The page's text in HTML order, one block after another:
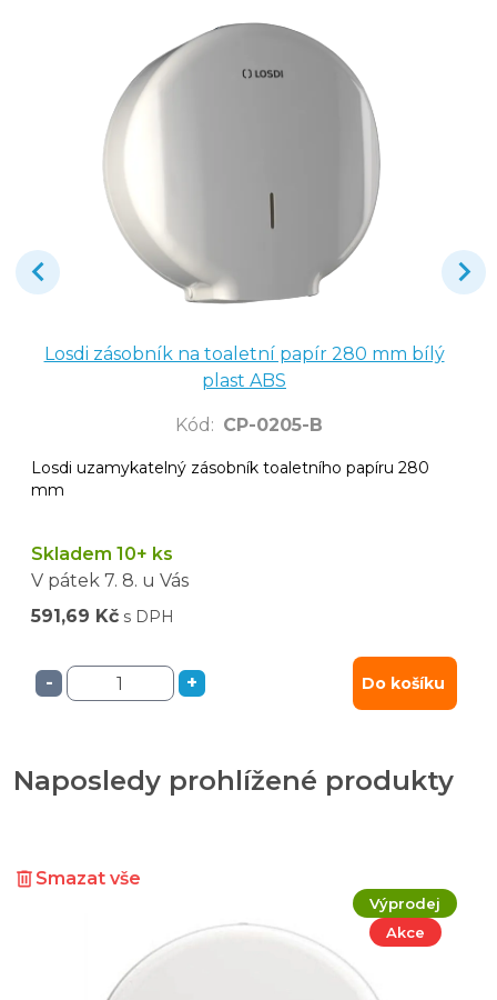
Losdi zásobník na toaletní papír 280 mm bílý
plast ABS
Kód : CP-0205-B
Losdi uzamykatelný zásobník toaletního papíru 280
mm
Skladem 10+ ks
V pátek 7. 8. u Vás
591,69 Kč s DPH
- + Do košíku
Naposledy prohlížené produkty
Smazat vše
Výprodej
Akce